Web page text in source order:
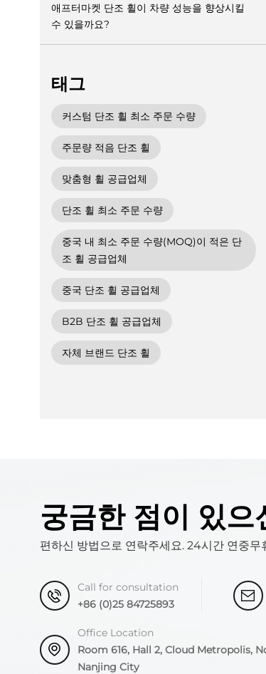
애프터마켓 단조 휠이 차량 성능을 향상시킬
수 있을까요?
태그
커스텀 단조 휠 최소 주문 수량
주문량 적음 단조 휠
맞춤형 휠 공급업체
단조 휠 최소 주문 수량
중국 내 최소 주문 수량(MOQ)이 적은 단
조 휠 공급업체
중국 단조 휠 공급업체
B2B 단조 휠 공급업체
자체 브랜드 단조 휠
궁금한 점이 있으
편하신 방법으로 연락주세요. 24시간 연중무
Call for consultation
+86 (0)25 84725893
Office Location
Room 616, Hall 2, Cloud Metropolis,
Nanjing City